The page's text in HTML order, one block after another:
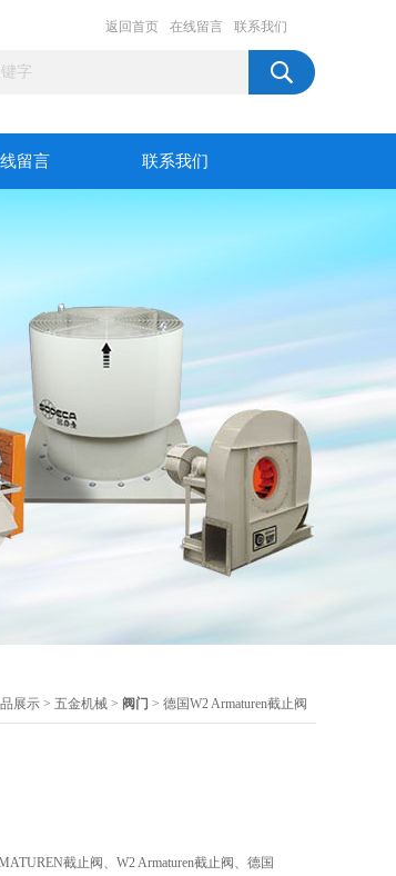
返回首页 在线留言 联系我们
留言 联系我们
展示 > 五金机械 > 阀门 > 德国W2 Armaturen截止阀
截止阀、W2 Armaturen截止阀、德国